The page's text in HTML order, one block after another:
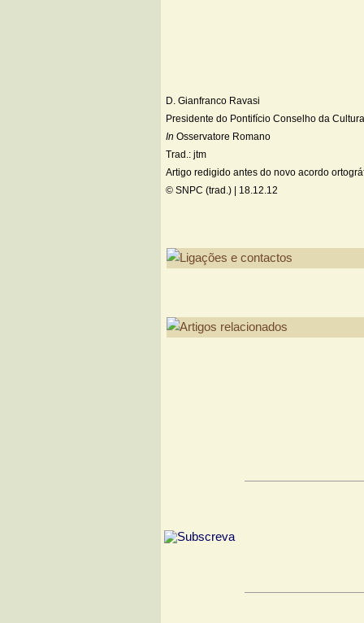
D. Gianfranco Ravasi
Presidente do Pontifício Conselho da Cultura
In Osservatore Romano
Trad.: jtm
Artigo redigido antes do novo acordo
© SNPC (trad.) | 18.12.12